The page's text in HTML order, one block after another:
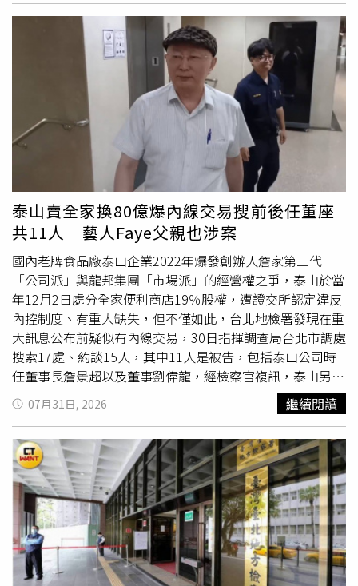
上她控告的對像是分手男友，偵辦這類案件往往會先「畫下
一條線」，最終決定無須大砲打小鳥，憑既有事證已可處分
何念慈所生，第三任妻子吳逸萍是孫道存國中同學的女兒，
兩人相差32歲、認識50天便閃婚，12年婚姻中孫道存大約2
年8個月都在坐牢，第一次是太電掏空案，2017年9月29日
發監執行，2020年1月1日出獄，第二次則是基金會公益侵
占案，2021年4月13日入獄，同年11月17日因癌症保外就
醫期間病逝。孫道存2016年因欠稅上億元遭行政執行署聲
請管收，只花2小時就繳清，傳出這筆錢由太電代墊，當時
擔任時代力量立委的黃國昌為此告發，北檢清查緊盯金流，
才追出孫道存弟弟後續公款私用的弊案。起訴書指出，孫道
亨與林世章身為上市公司高層，濫用職權損害公司利益，依
《證券交易法》特別背信罪提起公訴，並向法院聲請沒收、
追徵吳逸玲所取得的900萬3850元（243萬餘元現金與657
萬餘元車輛支出）不法所得。
泰山賣全家換80億爆內線交易搜前後任董座
共11人 藝人Faye父親也涉案
國內老牌食品廠泰山企業2022年爆發創辦人詹家第三代
「公司派」與龍邦集團「市場派」的經營權之爭，泰山於當
年12月2日處分全家便利商店19％股權，遭證交所認定違反
內控制度、有重大缺失，但不僅如此，台北地檢署發現在重
大訊息公布前疑似有內線交易，30日指揮調查局台北市調處
搜索17處、約談15人，其中11人是被告，包括泰山公司時
任董事長詹景超以及董事劉偉龍，經檢察官複訊，泰山另一
名前董座詹仁道以及現任董事長劉偉龍分別以50萬元交保、
限制出境出海，其他人均請回，歌手Faye (詹雯婷)的父親詹
仁謙，也因為列為本案被告遭約談而曝光。泰山2022年決
議將公司持有的全家股份全賣給國泰蔡家旗下的萬寶開發，
藉此取得80億元，並用其中36億投資街口支付，當時市場
解讀，詹家為首的公司派為了阻撓龍邦集團入主，不惜採取
「焦土策略」，透過脫手最賺錢的「金雞母」全家超商股
份，降低龍邦奪權的意願。泰山前董事長詹景超遭北檢搜索
約談。（圖／讀者提供）龍邦集團負責人劉偉龍（時為泰山
董事之一）曾控訴當時泰山企業董事長詹景超賤賣全家持股
07月31日, 2026 繼續閱讀